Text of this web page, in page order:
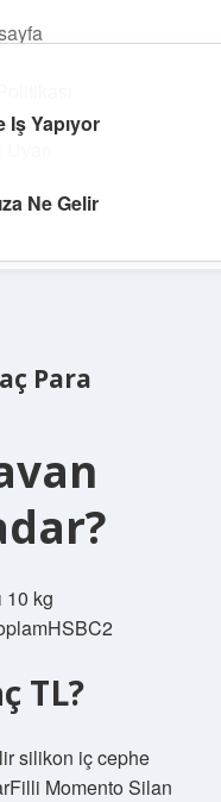
Para
10 kg
TL?
silikon iç cephe
Momento Silan
Iş Yapıyor
Ne Gelir